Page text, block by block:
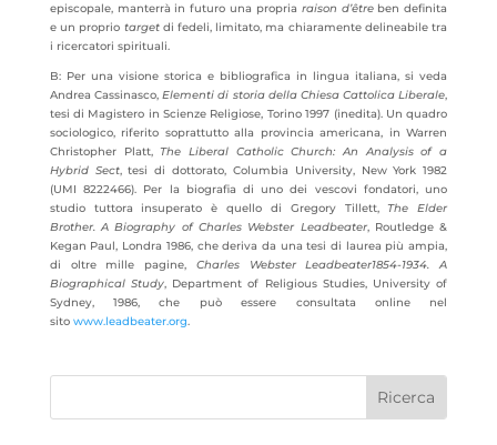
episcopale, manterrà in futuro una propria raison d’êtreben definita
e un proprio targetdi fedeli, limitato, ma chiaramente delineabile tra
i ricercatori spirituali.
B: Per una visione storica e bibliografica in lingua italiana, si veda
Andrea Cassinasco,Elementi di storia della Chiesa Cattolica Liberale,
tesi di Magistero in Scienze Religiose, Torino 1997 (inedita). Un quadro
sociologico, riferito soprattutto alla provincia americana, in Warren
Christopher Platt,The Liberal Catholic Church: An Analysis of a
Hybrid Sect, tesi di dottorato, Columbia University, New York 1982
(UMI 8222466). Per la biografia di uno dei vescovi fondatori, uno
studio tuttora insuperato è quello di Gregory Tillett,The Elder
Brother.A Biography of Charles Webster Leadbeater, Routledge &
Kegan Paul, Londra 1986, che deriva da una tesi di laurea più ampia,
di oltre mille pagine, Charles Webster Leadbeater1854-1934. A
Biographical Study, Department of Religious Studies, University of
Sydney, 1986, che può essere consultata online nel
sito www.leadbeater.org.